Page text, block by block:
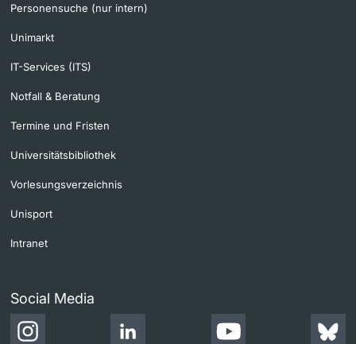
Personensuche (nur intern)
Unimarkt
IT-Services (ITS)
Notfall & Beratung
Termine und Fristen
Universitätsbibliothek
Vorlesungsverzeichnis
Unisport
Intranet
Social Media